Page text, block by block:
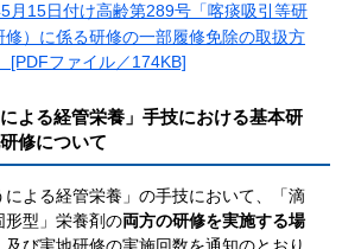
5月15日付け高齢第289号「喀痰吸引等研
）に係る研修の一部履修免除の取扱方
[PDFファイル／174KB]
よる経管栄養」手技における基本研
修について
よる経管栄養」の手技において、「滴
形型」栄養剤の両方の研修を実施する場
及び実地研修の実施回数を通知のとおり